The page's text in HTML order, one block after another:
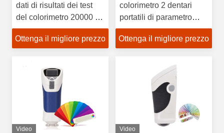
dati di risultati dei test
del colorimetro 20000 di
parametro di velocità
veloce della prova
Ottenga il migliore prezzo
colorimetro 2 dentari
portatili di parametro
seconda
Ottenga il migliore prezzo
Video Video